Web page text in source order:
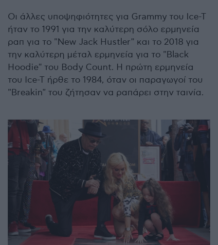
Οι άλλες υποψηφιότητες για Grammy του Ice-T
ήταν το 1991 για την καλύτερη σόλο ερμηνεία
ραπ για το "New Jack Hustler" και το 2018 για
την καλύτερη μέταλ ερμηνεία για το "Black
Hoodie" του Body Count. Η πρώτη ερμηνεία
του Ice-T ήρθε το 1984, όταν οι παραγωγοί του
"Breakin" του ζήτησαν να ραπάρει στην ταινία.